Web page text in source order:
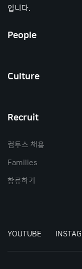
입니다.
People
Culture
Recruit
컴투스 채용
Families
합류하기
YOUTUBE